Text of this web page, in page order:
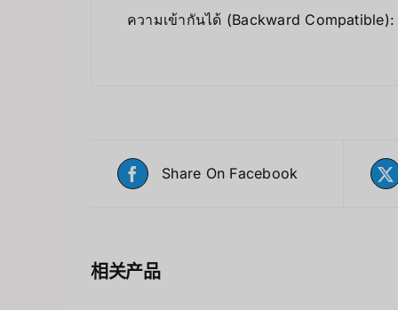
ความเข้ากันได้ (Backward
Share On Facebook
相关产品